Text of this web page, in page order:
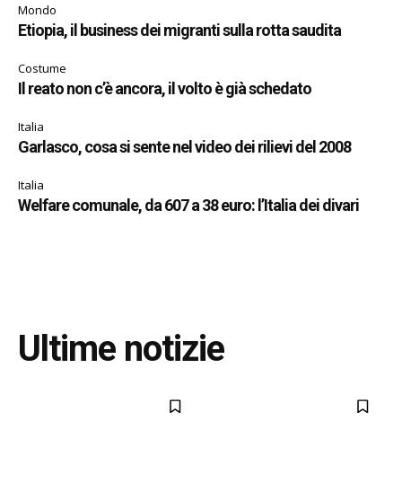
Mondo
Etiopia, il business dei migranti sulla rotta saudita
Costume
Il reato non c’è ancora, il volto è già schedato
Italia
Garlasco, cosa si sente nel video dei rilievi del 2008
Italia
Welfare comunale, da 607 a 38 euro: l’Italia dei divari
Ultime notizie